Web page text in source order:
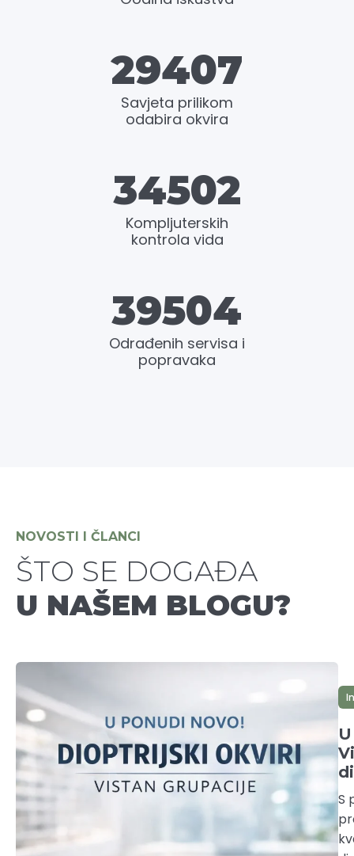
29407
Savjeta prilikom
odabira okvira
34502
Kompljuterskih
kontrola vida
39504
Odrađenih servisa i
popravaka
NOVOSTI I ČLANCI
ŠTO SE DOGAĐA
U NAŠEM BLOGU?
S